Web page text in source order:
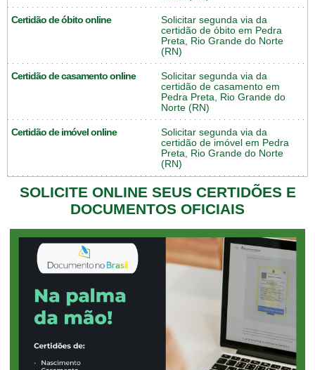
Certidão de óbito online
Solicitar segunda via da
certidão de óbito em Pedra
Preta, Rio Grande do Norte
(RN)
Certidão de casamento online
Solicitar segunda via da
certidão de casamento em
Pedra Preta, Rio Grande do
Norte (RN)
Certidão de imóvel online
Solicitar segunda via da
certidão de imóvel em Pedra
Preta, Rio Grande do Norte
(RN)
SOLICITE ONLINE SEUS CERTIDÕES E
DOCUMENTOS OFICIAIS